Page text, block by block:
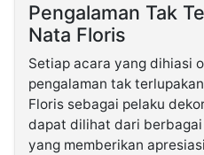
Pengalaman Tak
Nata Floris
Setiap acara yang dihiasi
pengalaman tak
Floris sebagai pelaku
dapat dilihat dari
yang memberikan